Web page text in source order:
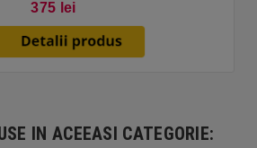
375 lei
IN ACEEASI CATEGORIE: